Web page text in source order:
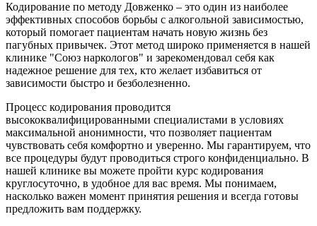
Кодирование по методу Довженко – это один из наиболее
эффективных способов борьбы с алкогольной зависимостью,
который помогает пациентам начать новую жизнь без
пагубных привычек. Этот метод широко применяется в нашей
клинике "Союз наркологов" и зарекомендовал себя как
надежное решение для тех, кто желает избавиться от
зависимости быстро и безболезненно.
Процесс кодирования проводится
высококвалифицированными специалистами в условиях
максимальной анонимности, что позволяет пациентам
чувствовать себя комфортно и уверенно. Мы гарантируем, что
все процедуры будут проводиться строго конфиденциально. В
нашей клинике вы можете пройти курс кодирования
круглосуточно, в удобное для вас время. Мы понимаем,
насколько важен момент принятия решения и всегда готовы
предложить вам поддержку.